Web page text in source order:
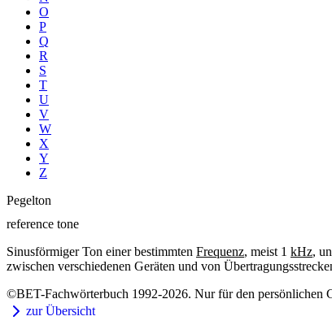
O
P
Q
R
S
T
U
V
W
X
Y
Z
Pegelton
reference tone
Sinusförmiger Ton einer bestimmten Frequenz, meist 1 kHz,
zwischen verschiedenen Geräten und von
©BET-Fachwörterbuch 1992-2026. Nur für den persönlichen
zur Übersicht